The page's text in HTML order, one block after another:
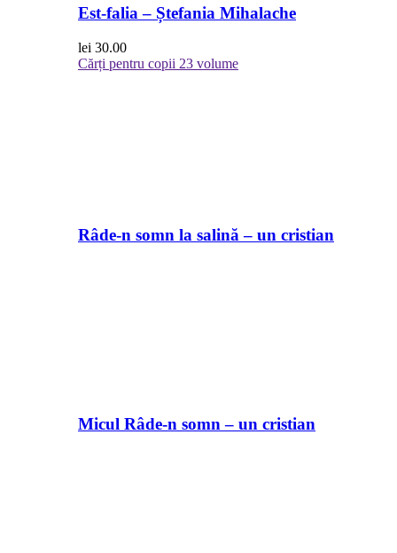
Est-falia – Ștefania Mihalache
lei 30.00
Cărți pentru copii 23 volume
Râde-n somn la salină – un cristian
Micul Râde-n somn – un cristian